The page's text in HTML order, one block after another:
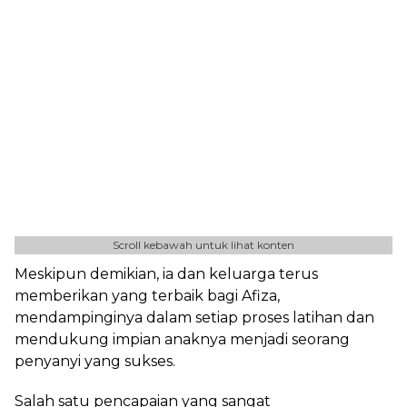
Scroll kebawah untuk lihat konten
Meskipun demikian, ia dan keluarga terus
memberikan yang terbaik bagi Afiza,
mendampinginya dalam setiap proses latihan dan
mendukung impian anaknya menjadi seorang
penyanyi yang sukses.
Salah satu pencapaian yang sangat